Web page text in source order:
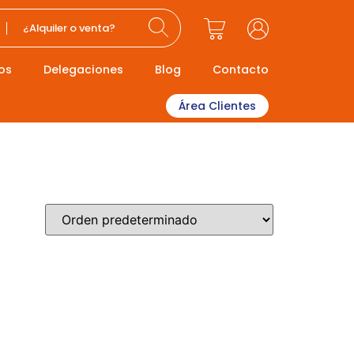
¿Alquiler o venta?
Delegaciones Blog Contacto
Área Clientes